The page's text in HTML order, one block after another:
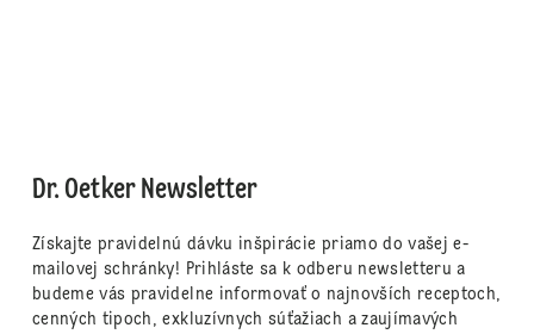
Dr. Oetker Newsletter
Získajte pravidelnú dávku inšpirácie priamo do vašej e-
mailovej schránky! Prihláste sa k odberu newsletteru a
budeme vás pravidelne informovať o najnovších receptoch,
cenných tipoch, exkluzívnych súťažiach a zaujímavých